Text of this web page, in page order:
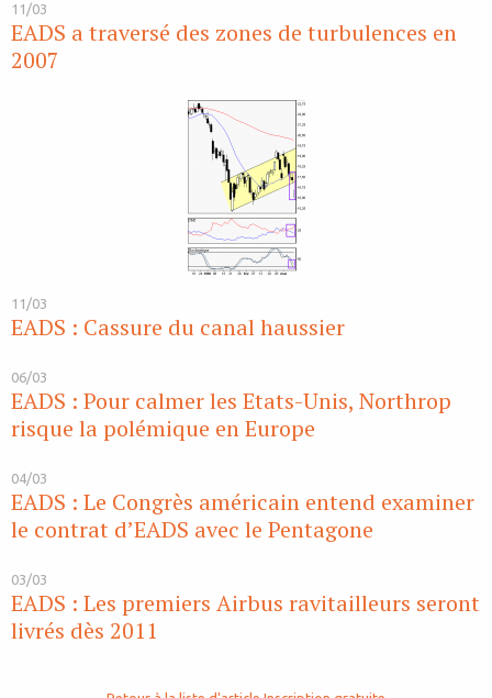
11/03
EADS a traversé des zones de turbulences en
2007
11/03
EADS : Cassure du canal haussier
06/03
EADS : Pour calmer les Etats-Unis, Northrop
risque la polémique en Europe
04/03
EADS : Le Congrès américain entend examiner
le contrat d’EADS avec le Pentagone
03/03
EADS : Les premiers Airbus ravitailleurs seront
livrés dès 2011